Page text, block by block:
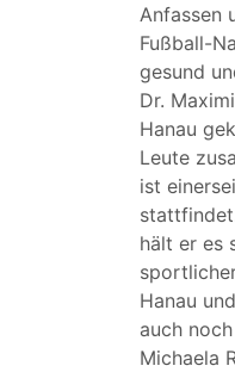
Anfassen
Fußball-
gesund
Dr.
Hanau
Leute
ist
hält er es
Hanau
auch
Michaela